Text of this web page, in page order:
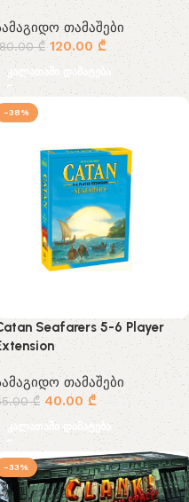
თამაშები
₾ 120.00 ₾
კალათაში დამატება
-38%
Seafarers 5-6 Player
თამაშები
₾ 40.00 ₾
კალათაში დამატება
-33%